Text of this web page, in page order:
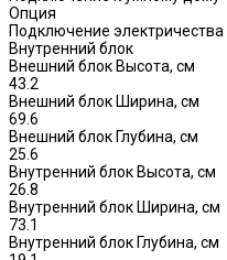
Опция
Подключение электричества
Внутренний блок
Внешний блок Высота, см
43.2
Внешний блок Ширина, см
69.6
Внешний блок Глубина, см
25.6
Внутренний блок Высота, см
26.8
Внутренний блок Ширина, см
73.1
Внутренний блок Глубина, см